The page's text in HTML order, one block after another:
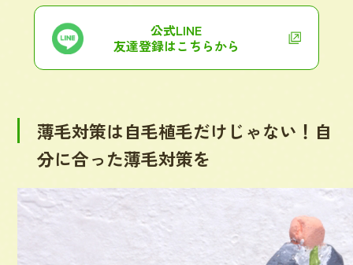
公式LINE
友達登録はこちらから
薄毛対策は自毛植毛だけじゃない！自
分に合った薄毛対策を